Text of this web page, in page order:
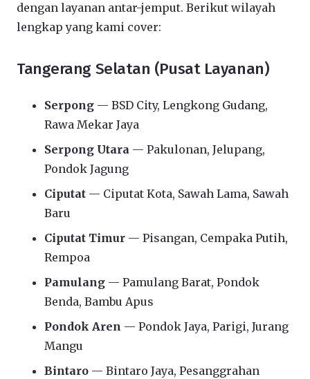
dengan layanan antar-jemput. Berikut wilayah
lengkap yang kami cover:
Tangerang Selatan (Pusat Layanan)
Serpong — BSD City, Lengkong Gudang,
Rawa Mekar Jaya
Serpong Utara — Pakulonan, Jelupang,
Pondok Jagung
Ciputat — Ciputat Kota, Sawah Lama, Sawah
Baru
Ciputat Timur — Pisangan, Cempaka Putih,
Rempoa
Pamulang — Pamulang Barat, Pondok
Benda, Bambu Apus
Pondok Aren — Pondok Jaya, Parigi, Jurang
Mangu
Bintaro — Bintaro Jaya, Pesanggrahan